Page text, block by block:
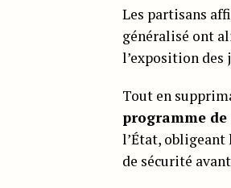
Les partisans
généralisé ont
l’exposition des
Tout en
programme
l’État, obligeant
de sécurité